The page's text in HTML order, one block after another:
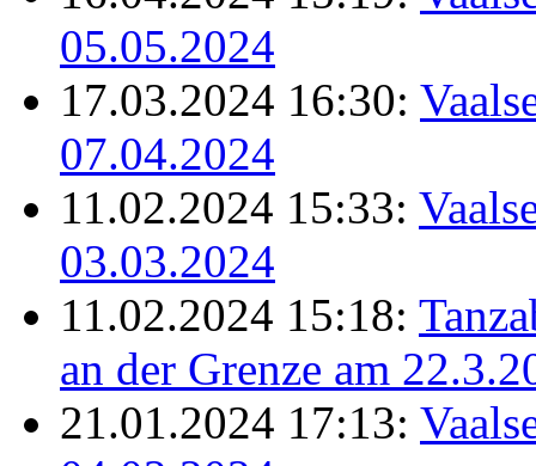
05.05.2024
17.03.2024 16:30:
07.04.2024
11.02.2024 15:33:
03.03.2024
11.02.2024 15:18:
an der Grenze am
21.01.2024 17:13: